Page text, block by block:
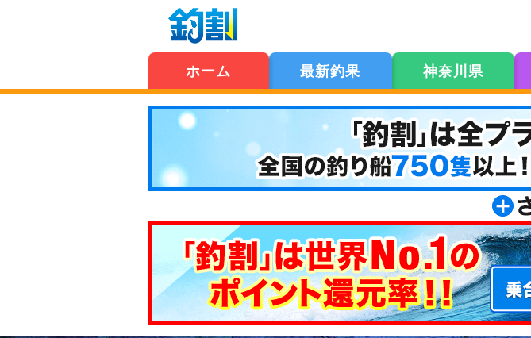
ホーム 最新釣果 神奈川県